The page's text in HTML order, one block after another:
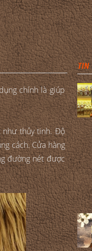
chính là giúp
như thủy tinh. Độ
cách. Cửa hàng
đường nét được
TIN